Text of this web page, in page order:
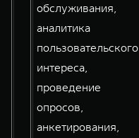
обслуживания,
аналитика
пользовательского
интереса,
проведение
опросов,
анкетирования,